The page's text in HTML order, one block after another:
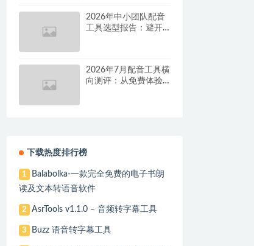
2026年中小团队配音
工具选型报告：避开
2026年7月配音工具横
向测评：从免费体验
下载热度排行榜
1
Balabolka-一款完全免费的电子书朗
读及文本转语音软件
2 AsrTools v1.1.0 – 音频转字幕工具
3 Buzz 语音转字幕工具